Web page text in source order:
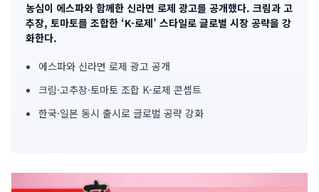
기
사
핵
심
농심이 에스파와 함께한 신라면 로제 광고를 공개했다. 크림과 고
추장, 토마토를 조합한 ‘K-로제’ 스타일로 글로벌 시장 공략을 강
화한다.
에스파와 신라면 로제 광고 공개
크림·고추장·토마토 조합 K-로제 콘셉트
한국·일본 동시 출시로 글로벌 공략 강화